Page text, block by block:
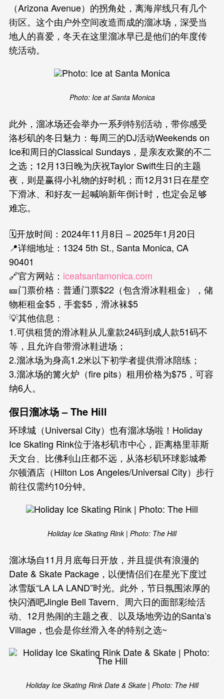
（Arizona Avenue）的拐角处，离海岸线只有几个
街区。这个由户外空间改造而成的溜冰场，深受当
地人的喜爱，冬天在这里溜冰早已是他们的年度传
统活动。
Photo: Ice at Santa Monica
此外，溜冰场还会举办一系列特别活动，带你感受
洛杉矶的冬日魅力：每周三的DJ活动Weekends on
Ice和周日的Classical Sundays，是亲友欢聚的不二
之选；12月13日晚为庆祝Taylor Swift生日的主题
夜，则是赢得小礼物的好时机；而12月31日在星空
下滑冰、和好友一起喊响新年倒计时，也定会足够
难忘。
🗓️开放时间：2024年11月8日 – 2025年1月20日
📍详细地址：1324 5th St., Santa Monica, CA
90401
🔗官方网站： iceatsantamonica.com
🎫门票价格：普通门票$22（包含滑冰鞋租金），储
物柜租金$5，手套$5，滑冰袜$5
💡其他信息：
1.可供租赁的滑冰鞋从儿童款24码到成人款51码不
等，且允许自带滑冰鞋进场；
2.溜冰场为身高1.2米以下初学者提供滑冰陪练；
3.溜冰场的篝火炉（fire pits）租用价格为$75，可容
纳6人。
假日溜冰场 – The Hill
环球城（Universal City）也有溜冰场啦！Holiday
Ice Skating Rink位于洛杉矶市中心，距离格里菲斯
天文台、比佛利山庄都不远，从洛杉矶环球影城希
尔顿酒店（Hilton Los Angeles/Universal City）步行
前往仅需约10分钟。
Holiday Ice Skating Rink | Photo: The Hill
溜冰场自11月月底每日开放，并且提供有浪漫的
Date & Skate Package，以便情侣们在星光下度过
冰雪版“LA LA LAND”时光。此外，节日氛围浓厚的
快闪酒吧Jingle Bell Tavern、周六日的面部彩绘活
动、12月热闹的主题之夜、以及场地旁边的Santa’s
Village，也会是你丝滑入冬的特别之选~
Holiday Ice Skating Rink Date & Skate | Photo: The Hill